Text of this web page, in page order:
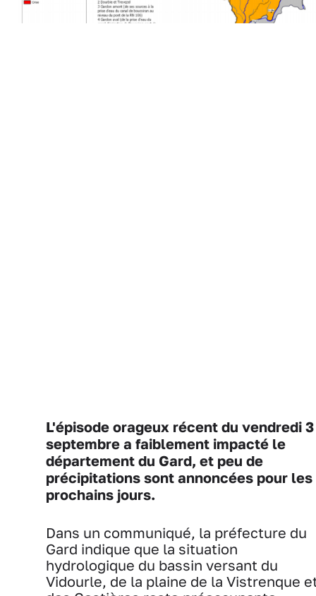
L'épisode orageux récent du vendredi 3
septembre a faiblement impacté le
département du Gard, et peu de
précipitations sont annoncées pour les
prochains jours.
Dans un communiqué, la préfecture du
Gard indique que la situation
hydrologique du bassin versant du
Vidourle, de la plaine de la Vistrenque